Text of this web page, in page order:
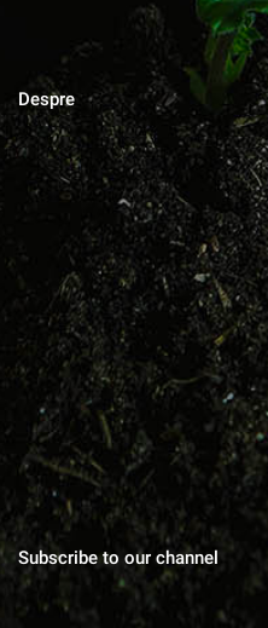
Despre
MAGAZINUL DE
Blog cu zeci de sfaturi pentru
gusturile, povești de viata,
suflet.
Subscribe to our channel